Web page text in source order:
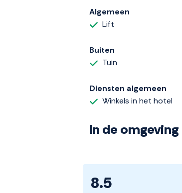
Algemeen
Lift
Buiten
Tuin
Diensten algemeen
Winkels in het hotel
In de omgeving
8.5